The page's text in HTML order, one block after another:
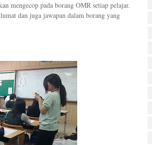
mengecop pada borang OMR setiap pelajar.
dan juga jawapan dalam borang yang